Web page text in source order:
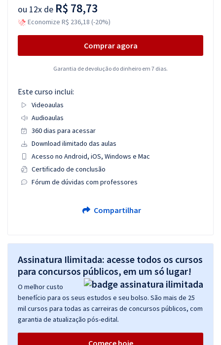
ou 12x de R$ 78,73
Economize R$ 236,18 (-20%)
Comprar agora
Garantia de devolução do dinheiro em 7 dias.
Este curso inclui:
Videoaulas
Audioaulas
360 dias para acessar
Download ilimitado das aulas
Acesso no Android, iOS, Windows e Mac
Certificado de conclusão
Fórum de dúvidas com professores
Compartilhar
Assinatura Ilimitada: acesse todos os cursos
para concursos públicos, em um só lugar!
O melhor custo
benefício para os seus estudos e seu bolso. São mais de 25
mil cursos para todas as carreiras de concursos públicos, com
garantia de atualização pós-edital.
Comece hoje